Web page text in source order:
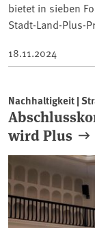
bietet in sieben
Stadt-Land-Plus-
18.11.2024
Nachhaltigkeit |
wird Plus